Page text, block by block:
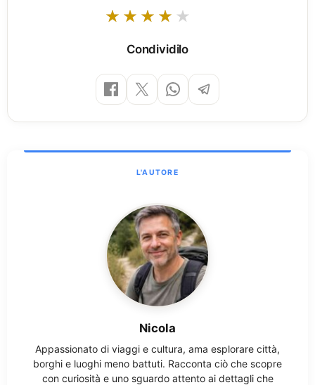
Condividilo
Nicola
Appassionato di viaggi e cultura, ama esplorare città,
borghi e luoghi meno battuti. Racconta ciò che scopre
con curiosità e uno sguardo attento ai dettagli che